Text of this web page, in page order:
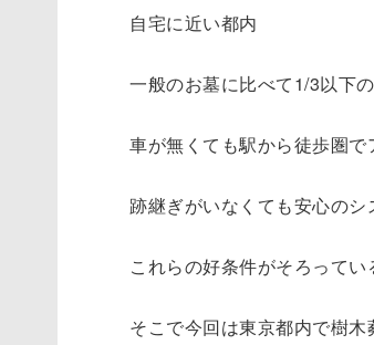
自宅に近い都内
一般のお墓に比べて1/3以下
車が無くても駅から徒歩圏で
跡継ぎがいなくても安心のシ
これらの好条件がそろってい
そこで今回は東京都内で樹木